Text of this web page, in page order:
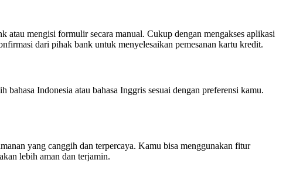
mengisi formulir secara manual. Cukup dengan mengakses aplikasi
dari pihak bank untuk menyelesaikan pemesanan kartu kredit.
Indonesia atau bahasa Inggris sesuai dengan preferensi kamu.
yang canggih dan terpercaya. Kamu bisa menggunakan fitur
lebih aman dan terjamin.